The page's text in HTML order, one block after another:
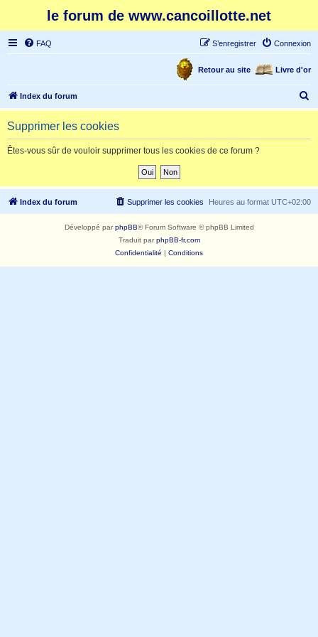
le forum de www.cancoillotte.net
FAQ Connexion
S’enregistrer
Livre d'or
Retour au site
Index du forum
e
h
Supprimer les cookies
Êtes-vous sûr de vouloir supprimer tous les cookies de ce forum ?
Index du forum Heures au format UTC+02:00
Supprimer les cookies
Développé parphpBB® Forum Software © phpBB Limited
Traduit parphpBB-fr.com
Confidentialité | Conditions